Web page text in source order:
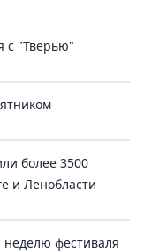
с "Тверью"
более 3500
и Ленобласти
фестиваля